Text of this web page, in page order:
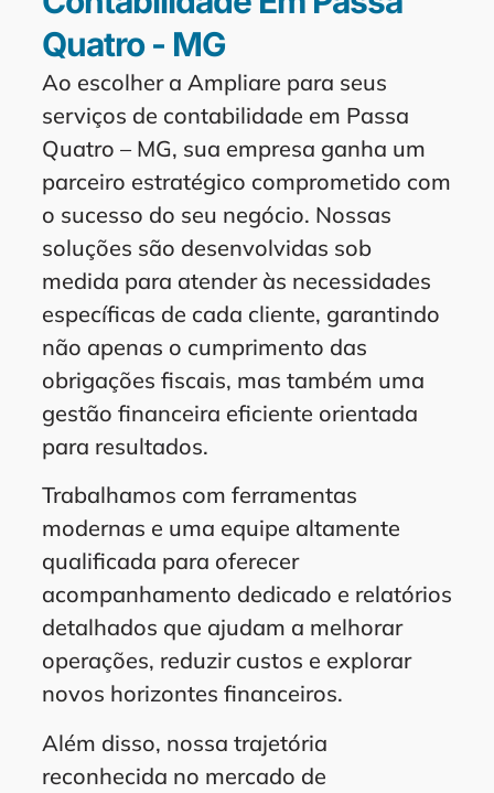
Quatro - MG
Ao escolher a Ampliare para seus
serviços de contabilidade em Passa
Quatro – MG, sua empresa ganha um
parceiro estratégico comprometido com
o sucesso do seu negócio. Nossas
soluções são desenvolvidas sob
medida para atender às necessidades
específicas de cada cliente, garantindo
não apenas o cumprimento das
obrigações fiscais, mas também uma
gestão financeira eficiente orientada
para resultados.
Trabalhamos com ferramentas
modernas e uma equipe altamente
qualificada para oferecer
acompanhamento dedicado e relatórios
detalhados que ajudam a melhorar
operações, reduzir custos e explorar
novos horizontes financeiros.
Além disso, nossa trajetória
reconhecida no mercado de